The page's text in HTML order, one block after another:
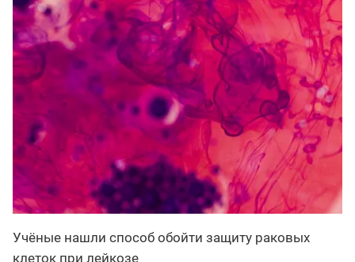
Учёные нашли способ обойти защиту раковых
клеток при лейкозе